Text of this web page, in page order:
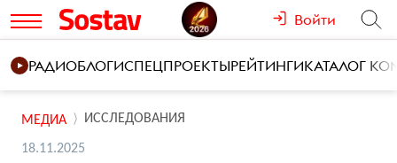
Войти
РАДИОБЛОГИСПЕЦПРОЕКТЫРЕЙТИНГИКАТАЛОГ
МЕДИА ИССЛЕДОВАНИЯ
18.11.2025